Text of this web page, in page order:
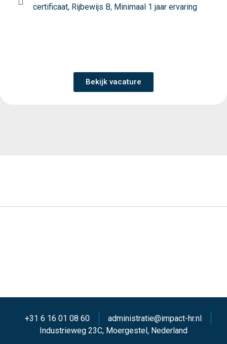
certificaat, Rijbewijs B, Minimaal 1 jaar ervaring
Bekijk vacature
+31 6 16 01 08 60
administratie@impact-hr.nl
Industrieweg 23C, Moergestel, Nederland